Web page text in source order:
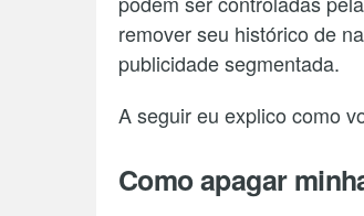
remover seu histórico de
publicidade segmentada.
A seguir eu explico como
Como apagar